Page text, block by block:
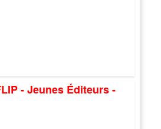
- Jeunes Éditeurs -